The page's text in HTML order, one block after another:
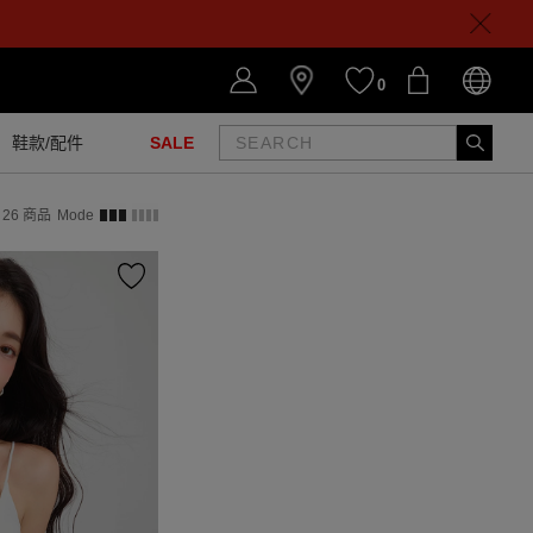
0
鞋款/配件 SALE
26 商品 Mode